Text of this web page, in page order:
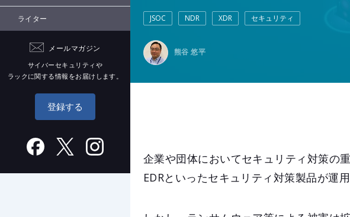
ライター
メールマガジン
サイバーセキュリティや
ラックに関する情報をお届けします。
登録する
JSOC NDR XDR セキュリティ
熊谷 悠平
企業や団体においてセキュリティ対策の
EDRといったセキュリティ対策製品が運用